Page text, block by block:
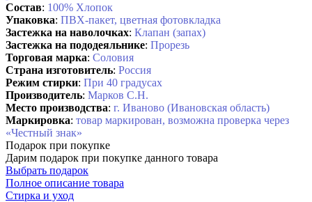
Состав: 100% Хлопок
Упаковка: ПВХ-пакет, цветная фотовкладка
Застежка на наволочках: Клапан (запах)
Застежка на пододеяльнике: Прорезь
Торговая марка: Соловия
Страна изготовитель: Россия
Режим стирки: При 40 градусах
Производитель: Марков С.Н.
Место производства: г. Иваново (Ивановская область)
Маркировка: товар маркирован, возможна проверка через
«Честный знак»
Подарок при покупке
Дарим подарок при покупке данного товара
Выбрать подарок
Полное описание товара
Стирка и уход